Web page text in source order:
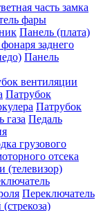
часть замка
фары
Панель (плата)
заднего
Панель
вентиляции
Патрубок
Патрубок
газа Педаль
грузового
отсека
(телевизор)
Переключатель